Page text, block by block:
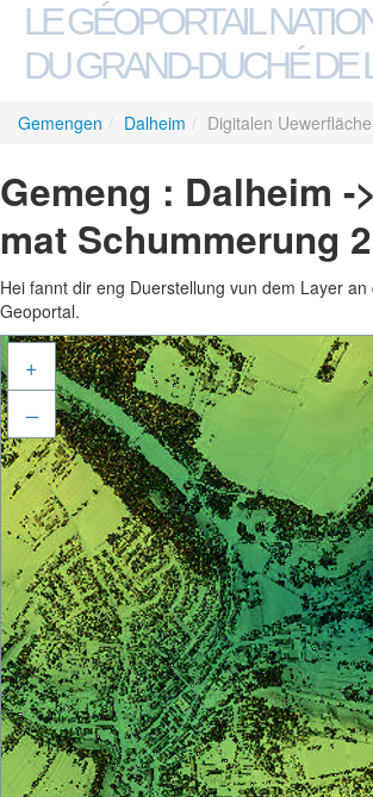
LE GÉOPORTAIL
DU GRAND-DUCHÉ DE
Gemengen / Dalheim / Digitalen
Gemeng : Dalheim
mat Schummerung
Hei fannt dir eng Duerstellung vun dem Layer
Geoportal.
+
–